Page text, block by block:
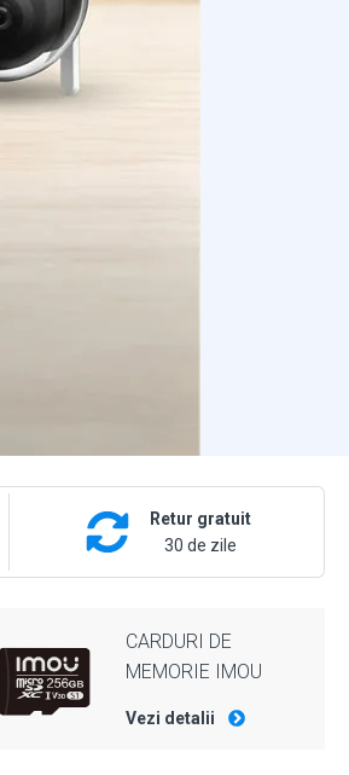
Retur gratuit
30 de zile
CARDURI DE
MEMORIE IMOU
Vezi detalii